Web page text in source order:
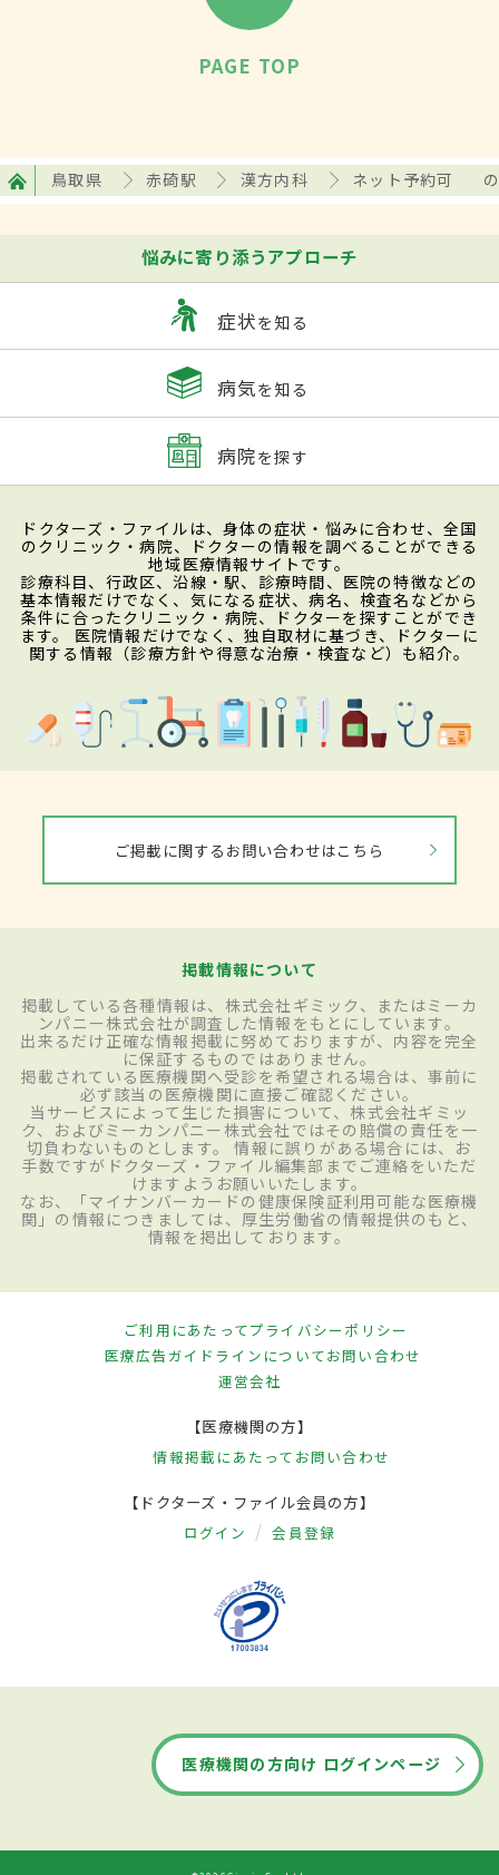
PAGE TOP
鳥取県 赤碕駅 漢方内科 ネット予約可
悩みに寄り添うアプローチ
症状を知る
病気を知る
病院を探す
ドクターズ・ファイルは、身体の症状・悩みに合わせ、全国
のクリニック・病院、ドクターの情報を調べることができる
地域医療情報サイトです。
診療科目、行政区、沿線・駅、診療時間、医院の特徴などの
基本情報だけでなく、気になる症状、病名、検査名などから
条件に合ったクリニック・病院、ドクターを探すことができ
ます。 医院情報だけでなく、独自取材に基づき、ドクターに
関する情報（診療方針や得意な治療・検査など）も紹介。
ご掲載に関するお問い合わせはこちら
掲載情報について
掲載している各種情報は、株式会社ギミック、またはミーカ
ンパニー株式会社が調査した情報をもとにしています。
出来るだけ正確な情報掲載に努めておりますが、内容を完全
に保証するものではありません。
掲載されている医療機関へ受診を希望される場合は、事前に
必ず該当の医療機関に直接ご確認ください。
当サービスによって生じた損害について、株式会社ギミッ
ク、およびミーカンパニー株式会社ではその賠償の責任を一
切負わないものとします。 情報に誤りがある場合には、お
手数ですがドクターズ・ファイル編集部までご連絡をいただ
けますようお願いいたします。
なお、「マイナンバーカードの健康保険証利用可能な医療機
関」の情報につきましては、厚生労働省の情報提供のもと、
情報を掲出しております。
ご利用にあたってプライバシーポリシー
医療広告ガイドラインについてお問い合わせ
運営会社
【医療機関の方】
情報掲載にあたって お問い合わせ
【ドクターズ・ファイル会員の方】
ログイン 会員登録
医療機関の方向け ログインページ